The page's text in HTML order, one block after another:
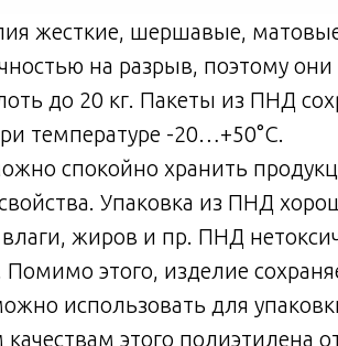
жесткие, шершавые,
на разрыв, поэтому
до 20 кг. Пакеты из ПНД
температуре -20…+50°C.
спокойно хранить
Упаковка из ПНД
жиров и пр. ПНД
этого, изделие
использовать для
этого полиэтилена